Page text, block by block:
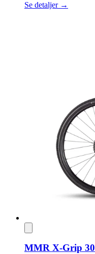
Se detaljer →
MMR X-Grip 30